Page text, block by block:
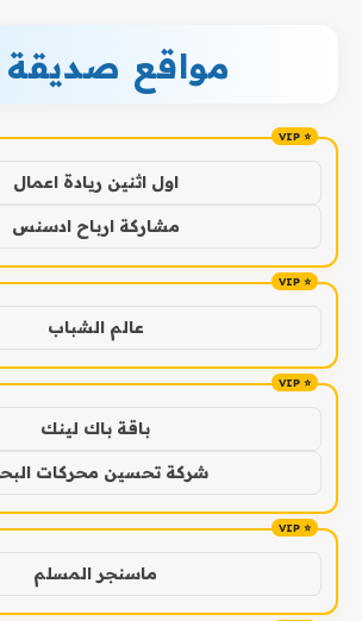
مواقع صديقة
اول اثنين ريادة اعمال
مشاركة ارباح ادسنس
عالم الشباب
باقة باك لينك
شركة تحسين محركات
ماسنجر المسلم